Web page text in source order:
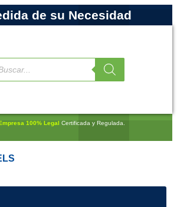
de su Necesidad
100% Legal Certificada y Regulada.